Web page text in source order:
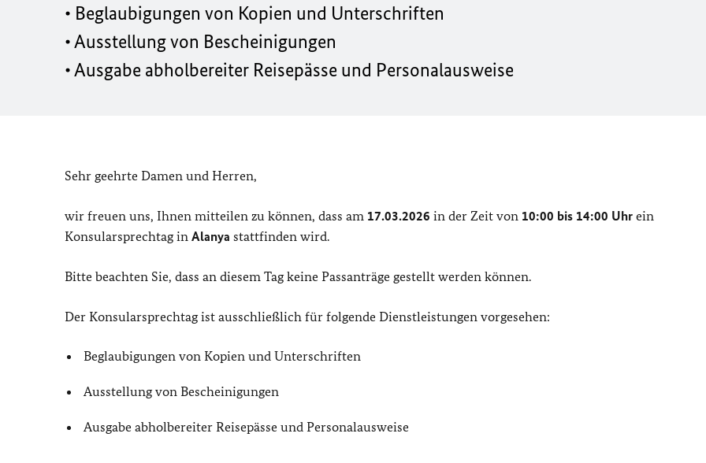
• Beglaubigungen von Kopien und Unterschriften
•Ausstellung von Bescheinigungen
•Ausgabe abholbereiter Reisepässe und Personalausweise
Sehr geehrte Damen und Herren,
wir freuen uns, Ihnen mitteilen zu können, dass am 17.03.2026 in der Zeit von 10:00 bis 14:00 Uhr ein
Konsularsprechtag in Alanya stattfinden wird.
Bitte beachten Sie, dass an diesem Tag keine Passanträge gestellt werden können.
Der Konsularsprechtag ist ausschließlich für folgende Dienstleistungen vorgesehen:
Beglaubigungen von Kopien und Unterschriften
Ausstellung von Bescheinigungen
Ausgabe abholbereiter Reisepässe und Personalausweise